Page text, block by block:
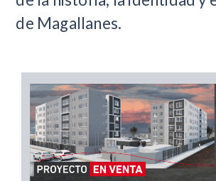
de Magallanes.